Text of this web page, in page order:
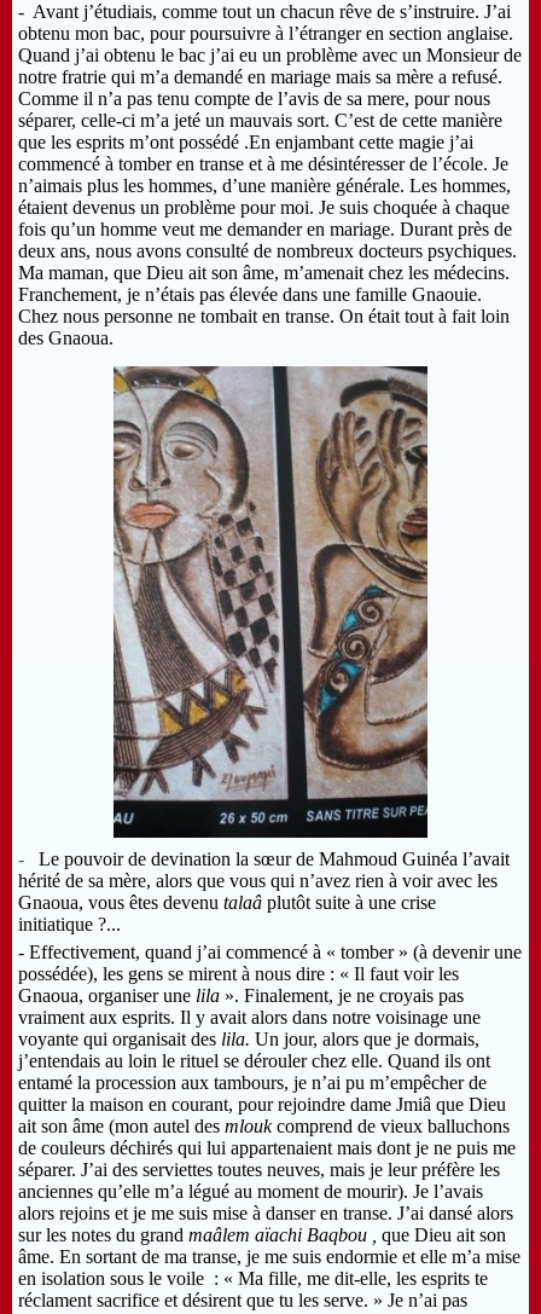
- Avant j’étudiais, comme tout un chacun rêve de s’instruire. J’ai
obtenu mon bac, pour poursuivre à l’étranger en section anglaise.
Quand j’ai obtenu le bac j’ai eu un problème avec un Monsieur de
notre fratrie qui m’a demandé en mariage mais sa mère a refusé.
Comme il n’a pas tenu compte de l’avis de sa mere, pour nous
séparer, celle-ci m’a jeté un mauvais sort. C’est de cette manière
que les esprits m’ont possédé .En enjambant cette magie j’ai
commencé à tomber en transe et à me désintéresser de l’école. Je
n’aimais plus les hommes, d’une manière générale. Les hommes,
étaient devenus un problème pour moi. Je suis choquée à chaque
fois qu’un homme veut me demander en mariage. Durant près de
deux ans, nous avons consulté de nombreux docteurs psychiques.
Ma maman, que Dieu ait son âme, m’amenait chez les médecins.
Franchement, je n’étais pas élevée dans une famille Gnaouie.
Chez nous personne ne tombait en transe. On était tout à fait loin
des Gnaoua.
- Le pouvoir de devination la sœur de Mahmoud Guinéa l’avait
hérité de sa mère, alors que vous qui n’avez rien à voir avec les
Gnaoua, vous êtes devenu talaâ plutôt suite à une crise
initiatique ?...
- Effectivement, quand j’ai commencé à « tomber » (à devenir une
possédée), les gens se mirent à nous dire : « Il faut voir les
Gnaoua, organiser une lila ». Finalement, je ne croyais pas
vraiment aux esprits. Il y avait alors dans notre voisinage une
voyante qui organisait des lila. Un jour, alors que je dormais,
j’entendais au loin le rituel se dérouler chez elle. Quand ils ont
entamé la procession aux tambours, je n’ai pu m’empêcher de
quitter la maison en courant, pour rejoindre dame Jmiâ que Dieu
ait son âme (mon autel des mloukcomprend de vieux balluchons
de couleurs déchirés qui lui appartenaient mais dont je ne puis me
séparer. J’ai des serviettes toutes neuves, mais je leur préfère les
anciennes qu’elle m’a légué au moment de mourir). Je l’avais
alors rejoins et je me suis mise à danser en transe. J’ai dansé alors
sur les notes du grand maâlem aïachi Baqbou , que Dieu ait son
âme. En sortant de ma transe, je me suis endormie et elle m’a mise
en isolation sous le voile : « Ma fille, me dit-elle, les esprits te
réclament sacrifice et désirent que tu les serve. » Je n’ai pas